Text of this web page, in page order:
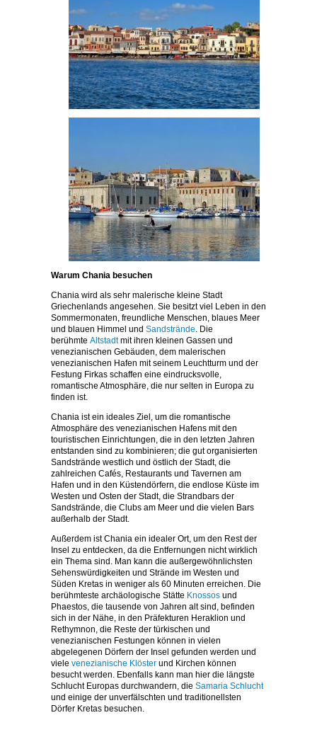
Warum Chania besuchen
Chania wird als sehr malerische kleine Stadt
Griechenlands angesehen. Sie besitzt viel Leben in den
Sommermonaten, freundliche Menschen, blaues Meer
und blauen Himmel und Sandstrände. Die
berühmte Altstadtmit ihren kleinen Gassen und
venezianischen Gebäuden, dem malerischen
venezianischen Hafen mit seinem Leuchtturm und der
Festung Firkas schaffen eine eindrucksvolle,
romantische Atmosphäre, die nur selten in Europa zu
finden ist.
Chania ist ein ideales Ziel, um die romantische
Atmosphäre des venezianischen Hafens mit den
touristischen Einrichtungen, die in den letzten Jahren
entstanden sind zu kombinieren; die gut organisierten
Sandstrände westlich und östlich der Stadt, die
zahlreichen Cafés, Restaurants und Tavernen am
Hafen und in den Küstendörfern, die endlose Küste im
Westen und Osten der Stadt, die Strandbars der
Sandstrände, die Clubs am Meer und die vielen Bars
außerhalb der Stadt.
Außerdem ist Chania ein idealer Ort, um den Rest der
Insel zu entdecken, da die Entfernungen nicht wirklich
ein Thema sind. Man kann die außergewöhnlichsten
Sehenswürdigkeiten und Strände im Westen und
Süden Kretas in weniger als 60 Minuten erreichen. Die
berühmteste archäologische Stätte Knossos und
Phaestos, die tausende von Jahren alt sind, befinden
sich in der Nähe, in den Präfekturen Heraklion und
Rethymnon, die Reste der türkischen und
venezianischen Festungen können in vielen
abgelegenen Dörfern der Insel gefunden werden und
viele venezianische Klöster und Kirchen können
besucht werden. Ebenfalls kann man hier die längste
Schlucht Europas durchwandern, die Samaria Schlucht
und einige der unverfälschten und traditionellsten
Dörfer Kretas besuchen.